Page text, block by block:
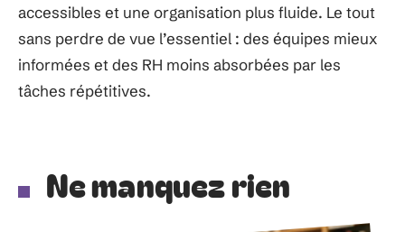
accessibles et une organisation plus fluide. Le tout
sans perdre de vue l’essentiel : des équipes mieux
informées et des RH moins absorbées par les
tâches répétitives.
Ne manquez rien